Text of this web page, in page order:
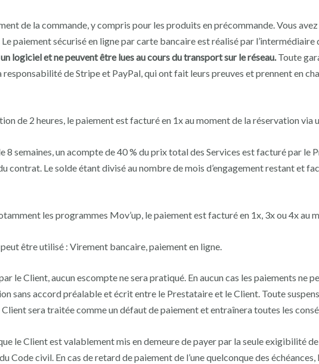
de la commande, y compris pour les produits en précommande. Vous
paiement sécurisé en ligne par carte bancaire est réalisé par l’intermédiaire
logiciel et ne peuvent être lues au cours du transport sur le réseau.Toute
de Stripe et PayPal, qui ont fait leurs preuves et prennent en
de 2 heures, le paiement est facturé en 1x au moment de la réservation via
8 semaines, un acompte de 40 % du prix total des Services est facturé par le
contrat. Le solde étant divisé au nombre de mois d’engagement restant et
les programmes Mov’up, le paiement est facturé en 1x, 3x ou 4x au
être utilisé : Virement bancaire, paiement en ligne.
le Client, aucun escompte ne sera pratiqué. En aucun cas les paiements ne
sans accord préalable et écrit entre le Prestataire et le Client. Toute
sera traitée comme un défaut de paiement et entraînera toutes les
le Client est valablement mis en demeure de payer par la seule exigibilité
Code civil. En cas de retard de paiement de l’une quelconque des